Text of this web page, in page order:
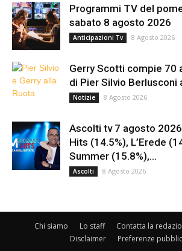
Programmi TV del
sabato 8 agosto 2026
Anticipazioni Tv 8 Agosto 2026
Gerry Scotti compie 70
di Pier Silvio Berlusconi
Notizie 8 Agosto 2026
Ascolti tv 7 agosto
Hits (14.5%), L’Erede
Summer (15.8%),...
Ascolti 8 Agosto 2026
Chi siamo Lo staff Contatta la
Disclaimer
Preferenze